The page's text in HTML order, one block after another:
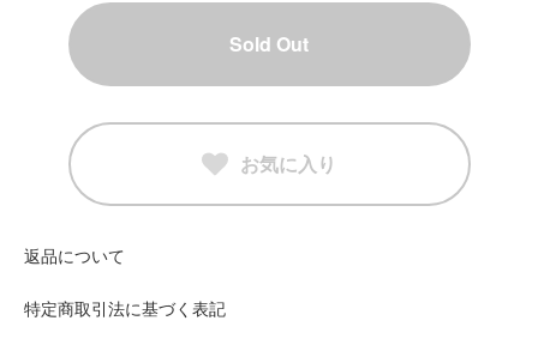
Sold Out
お気に入り
返品について
特定商取引法に基づく表記